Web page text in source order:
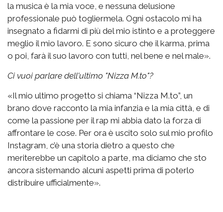
la musica è la mia voce, e nessuna delusione
professionale può togliermela. Ogni ostacolo mi ha
insegnato a fidarmi di più del mio istinto e a proteggere
meglio il mio lavoro. E sono sicuro che il karma, prima
o poi, farà il suo lavoro con tutti, nel bene e nel male».
Ci vuoi parlare dell'ultimo "Nizza M.to"?
«Il mio ultimo progetto si chiama “Nizza M.to”, un
brano dove racconto la mia infanzia e la mia città, e di
come la passione per il rap mi abbia dato la forza di
affrontare le cose. Per ora è uscito solo sul mio profilo
Instagram, c’è una storia dietro a questo che
meriterebbe un capitolo a parte, ma diciamo che sto
ancora sistemando alcuni aspetti prima di poterlo
distribuire ufficialmente».